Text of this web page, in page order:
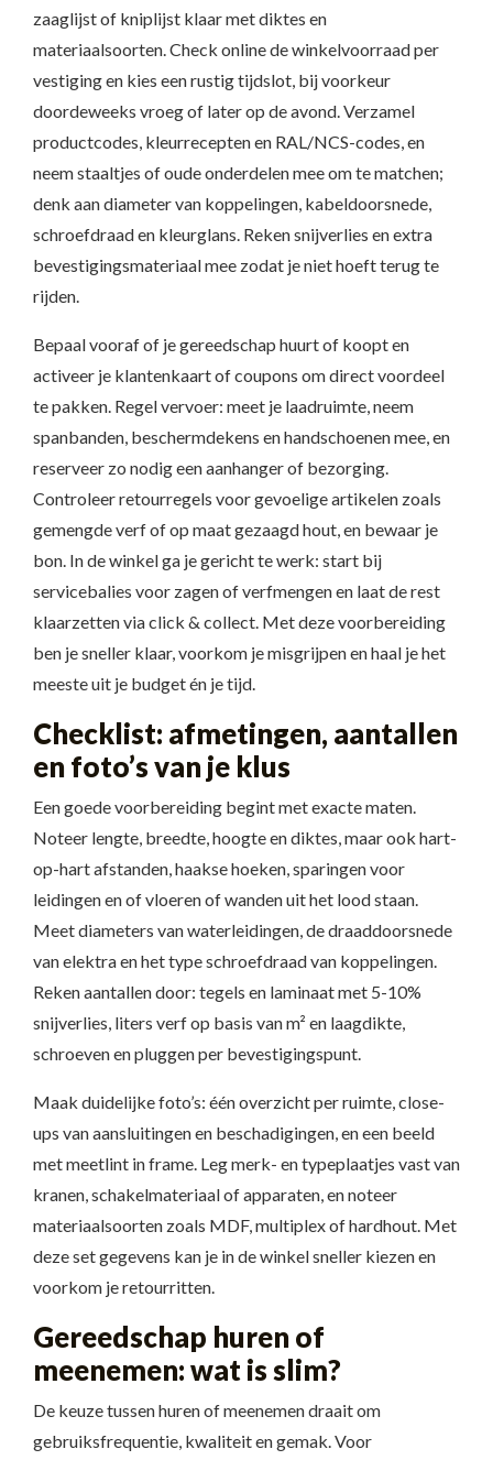
zaaglijst of kniplijst klaar met diktes en
materiaalsoorten. Check online de winkelvoorraad per
vestiging en kies een rustig tijdslot, bij voorkeur
doordeweeks vroeg of later op de avond. Verzamel
productcodes, kleurrecepten en RAL/NCS-codes, en
neem staaltjes of oude onderdelen mee om te matchen;
denk aan diameter van koppelingen, kabeldoorsnede,
schroefdraad en kleurglans. Reken snijverlies en extra
bevestigingsmateriaal mee zodat je niet hoeft terug te
rijden.
Bepaal vooraf of je gereedschap huurt of koopt en
activeer je klantenkaart of coupons om direct voordeel
te pakken. Regel vervoer: meet je laadruimte, neem
spanbanden, beschermdekens en handschoenen mee, en
reserveer zo nodig een aanhanger of bezorging.
Controleer retourregels voor gevoelige artikelen zoals
gemengde verf of op maat gezaagd hout, en bewaar je
bon. In de winkel ga je gericht te werk: start bij
servicebalies voor zagen of verfmengen en laat de rest
klaarzetten via click & collect. Met deze voorbereiding
ben je sneller klaar, voorkom je misgrijpen en haal je het
meeste uit je budget én je tijd.
Checklist: afmetingen, aantallen
en foto’s van je klus
Een goede voorbereiding begint met exacte maten.
Noteer lengte, breedte, hoogte en diktes, maar ook hart-
op-hart afstanden, haakse hoeken, sparingen voor
leidingen en of vloeren of wanden uit het lood staan.
Meet diameters van waterleidingen, de draaddoorsnede
van elektra en het type schroefdraad van koppelingen.
Reken aantallen door: tegels en laminaat met 5-10%
snijverlies, liters verf op basis van m² en laagdikte,
schroeven en pluggen per bevestigingspunt.
Maak duidelijke foto’s: één overzicht per ruimte, close-
ups van aansluitingen en beschadigingen, en een beeld
met meetlint in frame. Leg merk- en typeplaatjes vast van
kranen, schakelmateriaal of apparaten, en noteer
materiaalsoorten zoals MDF, multiplex of hardhout. Met
deze set gegevens kan je in de winkel sneller kiezen en
voorkom je retourritten.
Gereedschap huren of
meenemen: wat is slim?
De keuze tussen huren of meenemen draait om
gebruiksfrequentie, kwaliteit en gemak. Voor